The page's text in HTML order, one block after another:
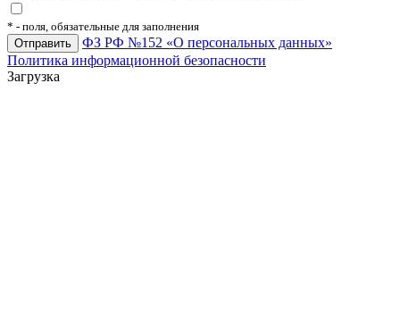
* - поля, обязательные для заполнения
ФЗ РФ №152 «О персональных данных»
Политика информационной безопасности
Загрузка